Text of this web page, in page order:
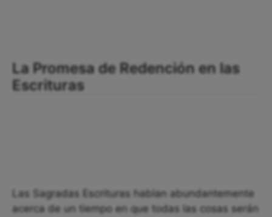
La Promesa de Redención en las
Escrituras
Las Sagradas Escrituras hablan abundantemente
acerca de un tiempo en que todas las cosas serán